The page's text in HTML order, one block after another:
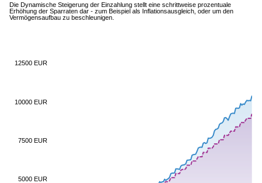
Die Dynamische Steigerung der Einzahlung stellt eine schrittweise prozentuale
Erhöhung der Sparraten dar - zum Beispiel als Inflationsausgleich, oder um den
Vermögensaufbau zu beschleunigen.
10000 EUR
5000 EUR
7500 EUR
12500 EUR